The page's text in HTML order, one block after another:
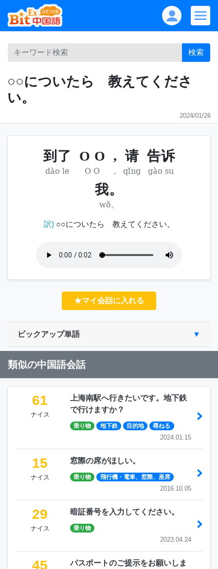
検索
○○についたら 教えてくださ
い。
2024/01/26
到了 O O , 请 告诉
dào le O O , qǐng gào su
我。
wǒ。
訳)○○についたら 教えてください。
★マイ会話に入れる
ピックアップ単語
類似の中国語会話
61
ナイス
上海南駅へ行きたいです。地下鉄
で行けますか？
乗り物 地下鉄 目的地 尋ねる
2024.01.15
15
ナイス
窓際の席がほしい。
乗り物 飛行機・電車、窓際、座席
2016.10.05
29
ナイス
暗証番号を入力してください。
乗り物
2023.04.24
45
パスポートのご提示をお願いしま